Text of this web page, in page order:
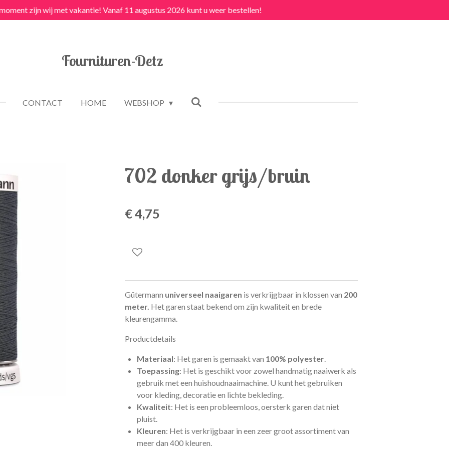
zijn wij met vakantie! Vanaf 11 augustus 2026 kunt u weer bestellen!
Fournituren-Detz
CONTACT HOME WEBSHOP
702 donker grijs/bruin
€ 4,75
Gütermann universeel naaigaren is verkrijgbaar in klossen van 200
meter. Het garen staat bekend om zijn kwaliteit en brede
kleurengamma.
Productdetails
Materiaal: Het garen is gemaakt van 100% polyester
Toepassing: Het is geschikt voor zowel handmatig naaiwerk als
gebruik met een huishoudnaaimachine. U kunt het gebruiken
voor kleding, decoratie en lichte bekleding.
Kwaliteit: Het is een probleemloos, oersterk garen dat niet
pluist.
Kleuren: Het is verkrijgbaar in een zeer groot assortiment van
meer dan 400 kleuren.